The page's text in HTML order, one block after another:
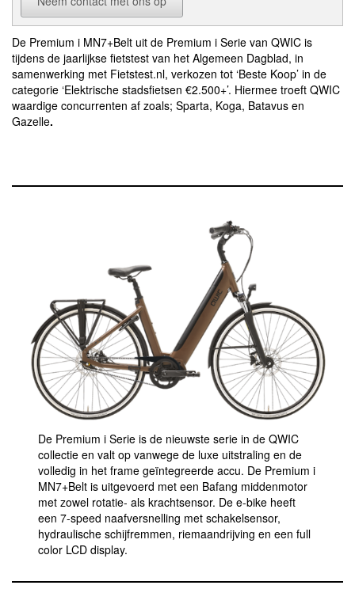
De Premium i MN7+Belt uit de Premium i Serie van QWIC is
tijdens de jaarlijkse fietstest van het Algemeen Dagblad, in
samenwerking met Fietstest.nl, verkozen tot ‘Beste Koop’ in de
categorie ‘Elektrische stadsfietsen €2.500+’. Hiermee troeft QWIC
waardige concurrenten af zoals; Sparta, Koga, Batavus en
Gazelle.
De Premium i Serie is de nieuwste serie in de QWIC
collectie en valt op vanwege de luxe uitstraling en de
volledig in het frame geïntegreerde accu. De Premium i
MN7+Belt is uitgevoerd met een Bafang middenmotor
met zowel rotatie- als krachtsensor. De e-bike heeft
een 7-speed naafversnelling met schakelsensor,
hydraulische schijfremmen, riemaandrijving en een full
color LCD display.